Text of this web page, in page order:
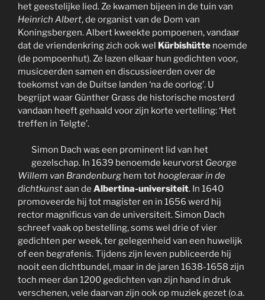
het geestelijke lied. Ze kwamen bijeen in de tuin van
Heinrich Albert, de organist van de Dom van
Koningsbergen. Albert kweekte pompoenen, vandaar
dat de vriendenkring zich ook wel Kürbishütte noemde
(de pompoenhut). Ze lazen elkaar hun gedichten voor,
musiceerden samen en discussieerden over de
toekomst van de Duitse landen ‘na de oorlog’. U
begrijpt waar Günther Grass de historische mosterd
vandaan heeft gehaald voor zijn korte vertelling: ‘Het
treffen in Telgte’.
Simon Dach was een prominent lid van het
gezelschap. In 1639 benoemde keurvorst George
Willem van Brandenburg hem tothoogleraar in de
dichtkunstaan de Albertina-universiteit. In 1640
promoveerde hij tot magister en in 1656 werd hij
rector magnificus van de universiteit. Simon Dach
schreef vaak op bestelling, soms wel drie of vier
gedichten per week, ter gelegenheid van een huwelijk
of een begrafenis. Tijdens zijn leven publiceerde hij
nooit een dichtbundel, maar in de jaren 1638-1658 zijn
toch meer dan 1200 gedichten van zijn hand in druk
verschenen, vele daarvan zijn ook op muziek gezet (o.a.